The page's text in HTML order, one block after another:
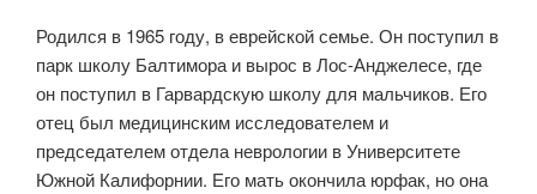
Родился в 1965 году, в еврейской семье. Он поступил в
парк школу Балтимора и вырос в Лос-Анджелесе, где
он поступил в Гарвардскую школу для мальчиков. Его
отец был медицинским исследователем и
председателем отдела неврологии в Университете
Южной Калифорнии. Его мать окончила юрфак, но она